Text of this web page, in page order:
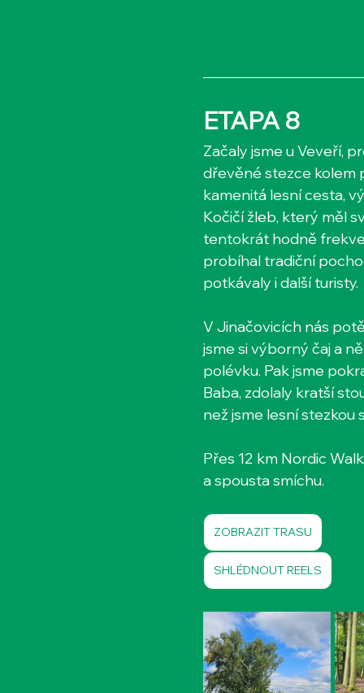
ETAPA 8
Začaly jsme u Veveří,
dřevěné stezce kolem
kamenitá lesní cesta,
Kočičí žleb, který měl
tentokrát hodně
probíhal tradiční
potkávaly i další turisty.
V Jinačovicích nás
jsme si výborný čaj a
polévku. Pak jsme
Baba, zdolaly kratší
než jsme lesní stezkou
Přes 12 km Nordic
a spousta smíchu.
ZOBRAZIT TRASU
SHLÉDNOUT REELS